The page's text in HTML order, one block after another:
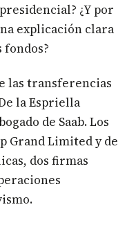
¿Y por
explicación clara
fondos?
las transferencias
la Espriella
de Saab. Los
Grand Limited y de
dos firmas